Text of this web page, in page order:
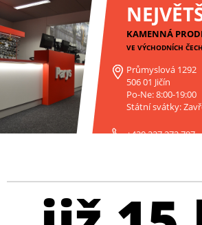
KAMENNÁ
VE VÝCHODNÍCH
Průmyslová 1292
506 01 Jičín
Po-Ne: 8:00-19:00
Státní svátky:
+420 227 272 797